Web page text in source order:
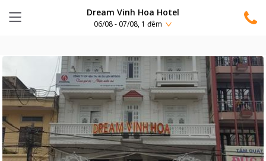
Dream Vinh Hoa Hotel
06/08 - 07/08, 1 đêm